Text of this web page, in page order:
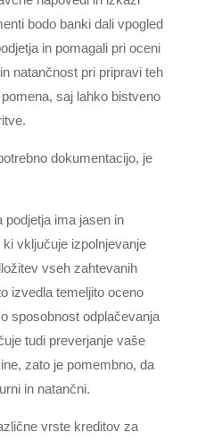
bodo banki dali vpogled
in pomagali pri oceni
natančnost pri pripravi teh
saj lahko bistveno
dokumentacijo, je
ima jasen in
vključuje izpolnjevanje
vseh zahtevanih
izvedla temeljito oceno
sposobnost odplačevanja
tudi preverjanje vaše
zato je pomembno, da
in natančni.
vrste kreditov za